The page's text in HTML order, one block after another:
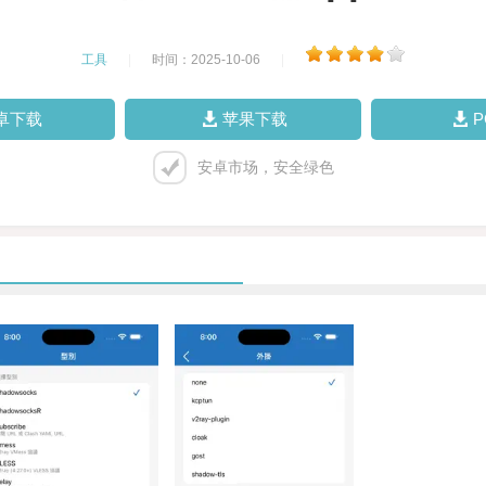
工具 时间：2025-10-06
下载 苹果下载
安卓市场，安全绿色